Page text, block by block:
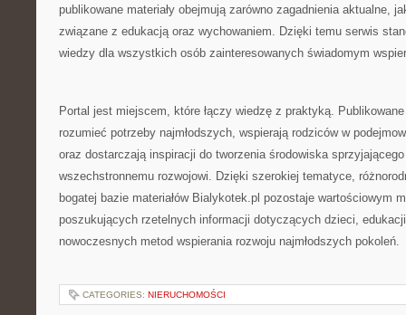
publikowane materiały obejmują zarówno zagadnienia aktualne,
związane z edukacją oraz wychowaniem. Dzięki temu serwis
wiedzy dla wszystkich osób zainteresowanych świadomym
Portal jest miejscem, które łączy wiedzę z praktyką.
rozumieć potrzeby najmłodszych, wspierają rodziców w
oraz dostarczają inspiracji do tworzenia środowiska
wszechstronnemu rozwojowi. Dzięki szerokiej tematyce,
bogatej bazie materiałów Bialykotek.pl pozostaje wartościowym
poszukujących rzetelnych informacji dotyczących dzieci,
nowoczesnych metod wspierania rozwoju najmłodszych pokoleń.
CATEGORIES: NIERUCHOMOŚCI